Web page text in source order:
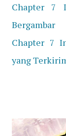
Chapter 7
Bergambar
Chapter 7
yang